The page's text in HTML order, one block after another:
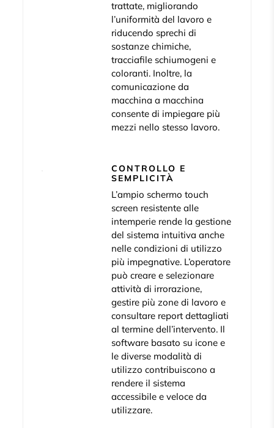
trattate, migliorando
l’uniformità del lavoro e
riducendo sprechi di
sostanze chimiche,
tracciafile schiumogeni e
coloranti. Inoltre, la
comunicazione da
macchina a macchina
consente di impiegare più
mezzi nello stesso lavoro.
CONTROLLO E
SEMPLICITÀ
L’ampio schermo touch
screen resistente alle
intemperie rende la gestione
del sistema intuitiva anche
nelle condizioni di utilizzo
più impegnative. L’operatore
può creare e selezionare
attività di irrorazione,
gestire più zone di lavoro e
consultare report dettagliati
al termine dell’intervento. Il
software basato su icone e
le diverse modalità di
utilizzo contribuiscono a
rendere il sistema
accessibile e veloce da
utilizzare.